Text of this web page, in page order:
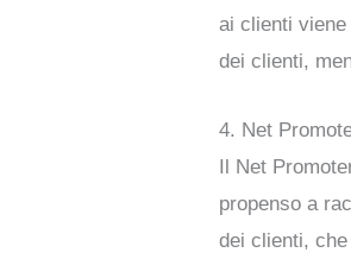
ai clienti
dei clienti,
4. Net
Il Net
propenso a
dei clienti,